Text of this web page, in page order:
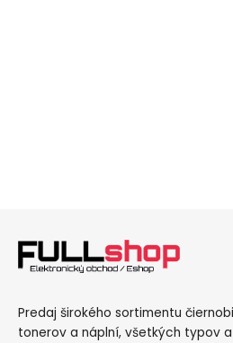
Predaj širokého sortimentu
tonerov a náplní, všetkých typov a